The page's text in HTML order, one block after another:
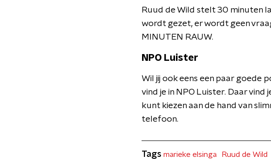
Ruud de Wild stelt 30 minuten
wordt gezet, er wordt geen
MINUTEN RAUW.
NPO Luister
Wil jij ook eens een paar goede
vind je in NPO Luister. Daar vind
kunt kiezen aan de hand van
telefoon.
Tags marieke elsinga Ruud de Wild